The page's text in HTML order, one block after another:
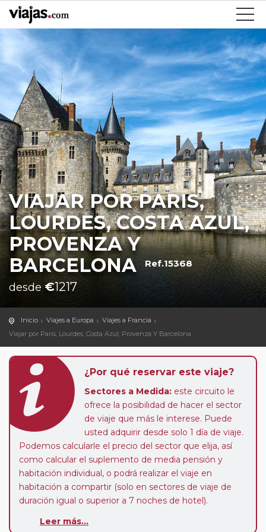
VIAJAR POR PARIS,
LOURDES, COSTA AZUL,
PROVENZA Y
BARCELONA
Ref.15368
desde €1217
Inicio Viajes a Europa
Viajes a Francia
Viajar por Paris, Lourdes, Costa Azul, Provenza Y Barcelona
¿Por qué reservar este viaje?
Sectores a Medida: este circuito le
ofrece la posibilidad de hacer el sector
de viaje que más le interese. Puede
usted adquirir desde solo 1 día de viaje.
Podemos calcularle el precio del sector que elija, así
como calcular el suplemento de media pensión y
habitación individual, o podrá realizar el viaje en
habitación a compartir (solo en sectores de viaje de
duración igual o superior a 7 noches de hotel).
de que usted pueda programar una o más paradas en
Leer más...